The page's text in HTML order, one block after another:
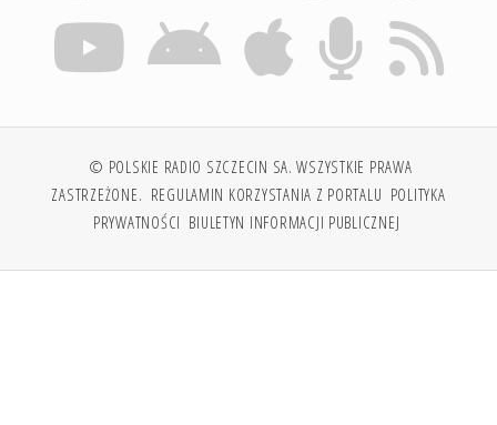
© POLSKIE RADIO SZCZECIN SA. WSZYSTKIE PRAWA
ZASTRZEŻONE. REGULAMIN KORZYSTANIA Z PORTALU POLITYKA
PRYWATNOŚCI BIULETYN INFORMACJI PUBLICZNEJ